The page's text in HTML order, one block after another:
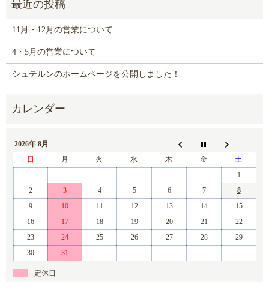
11月・12月の営業について
4・5月の営業について
シュテルンのホームページを公開しました！
2026年 8月
日
月 火 水 木 金
土
1
2
3 4 5 6 7
8
9
10 11 12 13 14
15
16
17 18 19 20 21
22
23
24 25 26 27 28
29
30
31
定休日